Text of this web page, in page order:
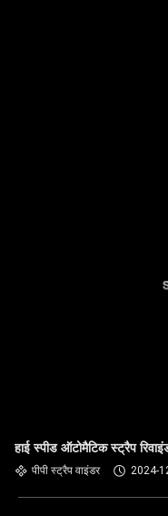
हाई स्पीड ऑटोमैटिक स्ट्रैप
पीपी स्ट्रैप वाइंडर 2024-